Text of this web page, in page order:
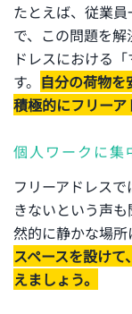
たとえば、従業
で、この問題を
ドレスにおける
す。 自分の荷物
積極的にフリー
個人ワークに集
フリーアドレス
きないという声
然的に静かな場所
スペースを設け
えましょう。